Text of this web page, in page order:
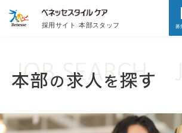
採用サイト 本部スタッフ 募